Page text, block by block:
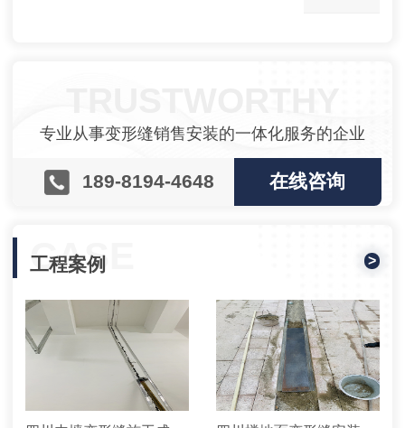
专业从事变形缝销售安装的一体化服务的企业
189-8194-4648 在线咨询
CASE
工程案例 >